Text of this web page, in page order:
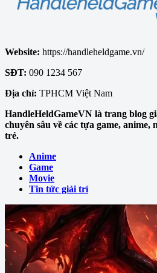
Website: https://handleheldgame.vn/
SĐT: 090 1234 567
Địa chỉ: TPHCM Việt Nam
HandleHeldGameVN là trang blog
chuyên sâu về các tựa game, anime,
trẻ.
Anime
Game
Movie
Tin tức giải trí